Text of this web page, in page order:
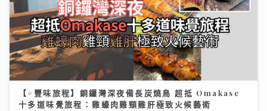
【#豐味旅程】銅鑼灣深夜備長炭燒鳥 超抵 Omakase
十多道味覺旅程：雞蠔肉雞頸雞肝極致火候藝術